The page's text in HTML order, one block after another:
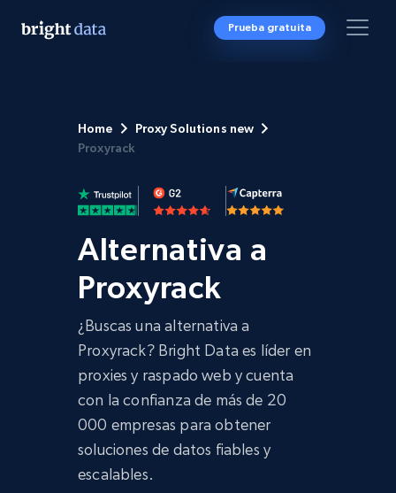
Prueba gratuita
Home
Proxy Solutions new
Proxyrack
Alternativa a
Proxyrack
¿Buscas una alternativa a
Proxyrack? Bright Data es líder en
proxies y raspado web y cuenta
con la confianza de más de 20
000 empresas para obtener
soluciones de datos fiables y
escalables.